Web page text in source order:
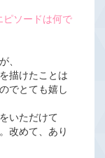
ソードは何で
、
描けたことは
でとても嬉し
いただけて
改めて、あり